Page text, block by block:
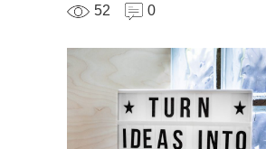
52 0